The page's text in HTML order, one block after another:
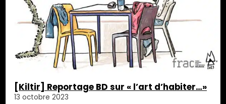
[Kiltir] Reportage BD sur « l’art d’habiter…»
13 octobre 2023